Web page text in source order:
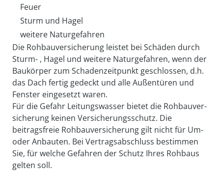
Feuer
Sturm und Hagel
weitere Naturgefahren
Die Rohbauversicherung leistet bei Schäden durch
Sturm- , Hagel und weitere Naturgefahren, wenn der
Baukörper zum Schadenzeitpunkt geschlossen, d.h.
das Dach fertig gedeckt und alle Außentüren und
Fenster eingesetzt waren.
Für die Gefahr Leitungs­wasser bietet die Roh­bau­ver­
sicherung keinen Versicherungs­schutz. Die
beitragsfreie Rohbauversicherung gilt nicht für Um-
oder Anbauten. Bei Vertragsabschluss bestimmen
Sie, für welche Gefahren der Schutz Ihres Rohbaus
gelten soll.